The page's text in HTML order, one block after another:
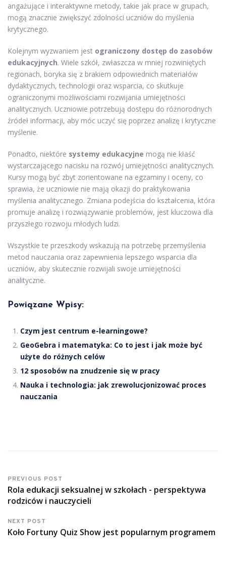
angażujące i interaktywne metody, takie jak prace w grupach,
mogą znacznie zwiększyć zdolności uczniów do myślenia
krytycznego.
Kolejnym wyzwaniem jest ograniczony dostęp do zasobów
edukacyjnych. Wiele szkół, zwłaszcza w mniej rozwiniętych
regionach, boryka się z brakiem odpowiednich materiałów
dydaktycznych, technologii oraz wsparcia, co skutkuje
ograniczonymi możliwościami rozwijania umiejętności
analitycznych. Uczniowie potrzebują dostępu do różnorodnych
źródeł informacji, aby móc uczyć się poprzez analizę i krytyczne
myślenie.
Ponadto, niektóre systemy edukacyjne mogą nie kłaść
wystarczającego nacisku na rozwój umiejętności analitycznych.
Kursy mogą być zbyt zorientowane na egzaminy i oceny, co
sprawia, że uczniowie nie mają okazji do praktykowania
myślenia analitycznego. Zmiana podejścia do kształcenia, która
promuje analizę i rozwiązywanie problemów, jest kluczowa dla
przyszłego rozwoju młodych ludzi.
Wszystkie te przeszkody wskazują na potrzebę przemyślenia
metod nauczania oraz zapewnienia lepszego wsparcia dla
uczniów, aby skutecznie rozwijali swoje umiejętności
analityczne.
Powiązane Wpisy:
Czym jest centrum e-learningowe?
GeoGebra i matematyka: Co to jest i jak może być
użyte do różnych celów
12 sposobów na znudzenie się w pracy
Nauka i technologia: jak zrewolucjonizować proces
nauczania
PREVIOUS POST
Rola edukacji seksualnej w szkołach - perspektywa
rodziców i nauczycieli
NEXT POST
Koło Fortuny Quiz Show jest popularnym programem